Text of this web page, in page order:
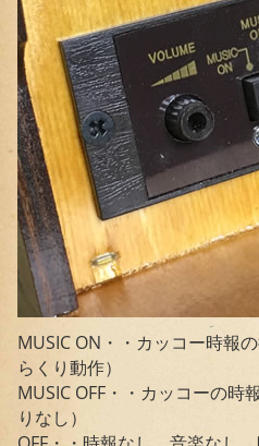
MUSIC ON・・カッコー時報
らくり動作）
MUSIC OFF・・カッコーの時
りなし）